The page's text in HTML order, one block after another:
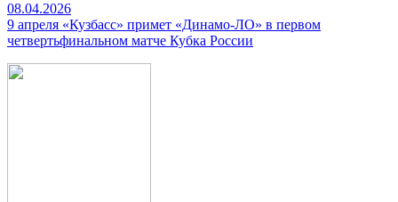
08.04.2026
9 апреля «Кузбасс» примет «Динамо-ЛО» в первом
четвертьфинальном матче Кубка России